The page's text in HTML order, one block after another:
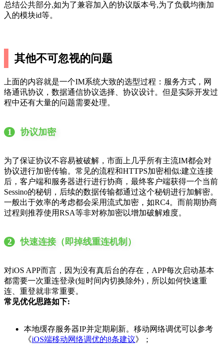
总结公共部分,如为了兼容加入的协议版本号,为了负载均衡加
入的模块id等。
其他不可忽视的问题
上面的内容就是一个IM系统大致的选型过程：服务方式，网
络通讯协议，数据通信协议选择、协议设计。但是实际开发过
程中还有大量的问题需要处理。
1 协议加密
为了保证协议不容易被破解，市面上几乎所有主流IM都会对
协议进行加密传输。常见的流程和HTTPS加密相似:建立连接
后，客户端和服务器进行进行协商，最终客户端获得一个当前
Sessino的秘钥，后续的数据传输都通过这个秘钥进行加解密。
一般出于效率的考虑都会采用流式加密，如RC4。而前期协商
过程则推荐使用RSA等非对称加密以增加破解难度。
2 快速连接（即掉线重连机制）
对iOS APP而言，因为没有真后台的存在，APP每次启动基本
都需要一次重连登录(短时间内切换除外)，所以如何快速重
连、重登就非常重要。
常见优化思路如下:
本地缓存服务器IP并定期刷新。移动网络调优可以参考
《iOS端移动网络调优的8条建议》；